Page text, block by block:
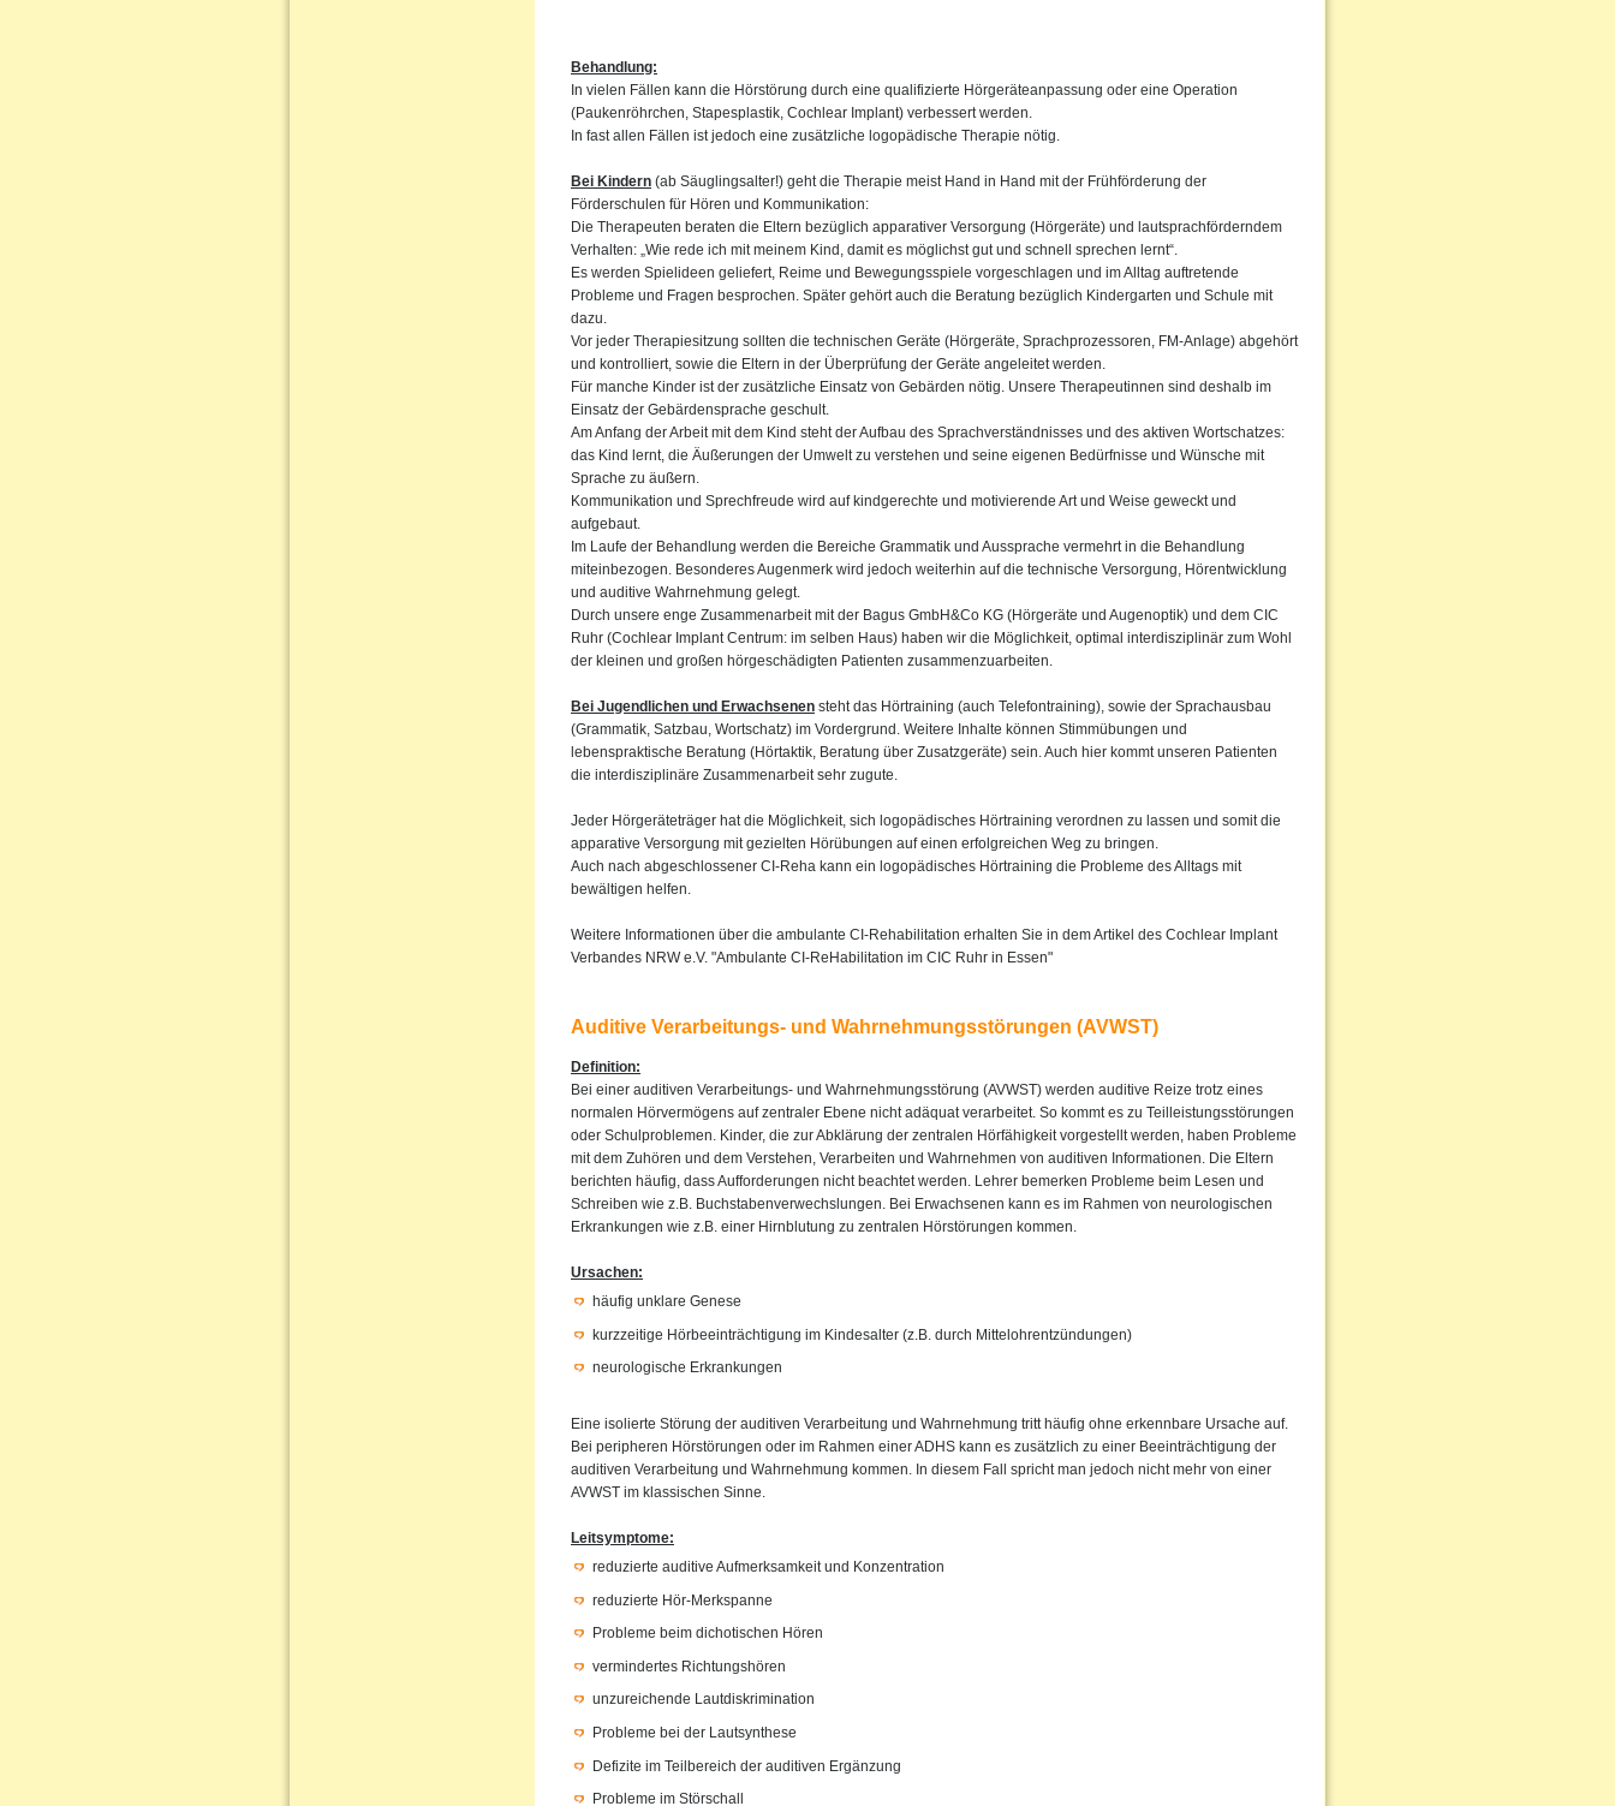
Behandlung:
In vielen Fällen kann die Hörstörung durch eine qualifizierte Hörgeräteanpassung oder eine Operation
(Paukenröhrchen, Stapesplastik, Cochlear Implant) verbessert werden.
In fast allen Fällen ist jedoch eine zusätzliche logopädische Therapie nötig.
Bei Kindern (ab Säuglingsalter!) geht die Therapie meist Hand in Hand mit der Frühförderung der
Förderschulen für Hören und Kommunikation:
Die Therapeuten beraten die Eltern bezüglich apparativer Versorgung (Hörgeräte) und lautsprachförderndem
Verhalten: „Wie rede ich mit meinem Kind, damit es möglichst gut und schnell sprechen lernt“.
Es werden Spielideen geliefert, Reime und Bewegungsspiele vorgeschlagen und im Alltag auftretende
Probleme und Fragen besprochen. Später gehört auch die Beratung bezüglich Kindergarten und Schule mit
dazu.
Vor jeder Therapiesitzung sollten die technischen Geräte (Hörgeräte, Sprachprozessoren, FM-Anlage) abgehört
und kontrolliert, sowie die Eltern in der Überprüfung der Geräte angeleitet werden.
Für manche Kinder ist der zusätzliche Einsatz von Gebärden nötig. Unsere Therapeutinnen sind deshalb im
Einsatz der Gebärdensprache geschult.
Am Anfang der Arbeit mit dem Kind steht der Aufbau des Sprachverständnisses und des aktiven Wortschatzes:
das Kind lernt, die Äußerungen der Umwelt zu verstehen und seine eigenen Bedürfnisse und Wünsche mit
Sprache zu äußern.
Kommunikation und Sprechfreude wird auf kindgerechte und motivierende Art und Weise geweckt und
aufgebaut.
Im Laufe der Behandlung werden die Bereiche Grammatik und Aussprache vermehrt in die Behandlung
miteinbezogen. Besonderes Augenmerk wird jedoch weiterhin auf die technische Versorgung, Hörentwicklung
und auditive Wahrnehmung gelegt.
Durch unsere enge Zusammenarbeit mit der Bagus GmbH&Co KG (Hörgeräte und Augenoptik) und dem CIC
Ruhr (Cochlear Implant Centrum: im selben Haus) haben wir die Möglichkeit, optimal interdisziplinär zum Wohl
der kleinen und großen hörgeschädigten Patienten zusammenzuarbeiten.
Bei Jugendlichen und Erwachsenen steht das Hörtraining (auch Telefontraining), sowie der Sprachausbau
(Grammatik, Satzbau, Wortschatz) im Vordergrund. Weitere Inhalte können Stimmübungen und
lebenspraktische Beratung (Hörtaktik, Beratung über Zusatzgeräte) sein. Auch hier kommt unseren Patienten
die interdisziplinäre Zusammenarbeit sehr zugute.
Jeder Hörgeräteträger hat die Möglichkeit, sich logopädisches Hörtraining verordnen zu lassen und somit die
apparative Versorgung mit gezielten Hörübungen auf einen erfolgreichen Weg zu bringen.
Auch nach abgeschlossener CI-Reha kann ein logopädisches Hörtraining die Probleme des Alltags mit
bewältigen helfen.
Weitere Informationen über die ambulante CI-Rehabilitation erhalten Sie in dem Artikel des Cochlear Implant
Verbandes NRW e.V. "Ambulante CI-ReHabilitation im CIC Ruhr in Essen"
Auditive Verarbeitungs- und Wahrnehmungsstörungen (AVWST)
Definition:
Bei einer auditiven Verarbeitungs- und Wahrnehmungsstörung (AVWST) werden auditive Reize trotz eines
normalen Hörvermögens auf zentraler Ebene nicht adäquat verarbeitet. So kommt es zu Teilleistungsstörungen
oder Schulproblemen. Kinder, die zur Abklärung der zentralen Hörfähigkeit vorgestellt werden, haben Probleme
mit dem Zuhören und dem Verstehen, Verarbeiten und Wahrnehmen von auditiven Informationen. Die Eltern
berichten häufig, dass Aufforderungen nicht beachtet werden. Lehrer bemerken Probleme beim Lesen und
Schreiben wie z.B. Buchstabenverwechslungen. Bei Erwachsenen kann es im Rahmen von neurologischen
Erkrankungen wie z.B. einer Hirnblutung zu zentralen Hörstörungen kommen.
Ursachen:
häufig unklare Genese
kurzzeitige Hörbeeinträchtigung im Kindesalter (z.B. durch Mittelohrentzündungen)
neurologische Erkrankungen
Eine isolierte Störung der auditiven Verarbeitung und Wahrnehmung tritt häufig ohne erkennbare Ursache auf.
Bei peripheren Hörstörungen oder im Rahmen einer ADHS kann es zusätzlich zu einer Beeinträchtigung der
auditiven Verarbeitung und Wahrnehmung kommen. In diesem Fall spricht man jedoch nicht mehr von einer
AVWST im klassischen Sinne.
Leitsymptome:
reduzierte auditive Aufmerksamkeit und Konzentration
reduzierte Hör-Merkspanne
Probleme beim dichotischen Hören
vermindertes Richtungshören
unzureichende Lautdiskrimination
Probleme bei der Lautsynthese
Defizite im Teilbereich der auditiven Ergänzung
Probleme im Störschall